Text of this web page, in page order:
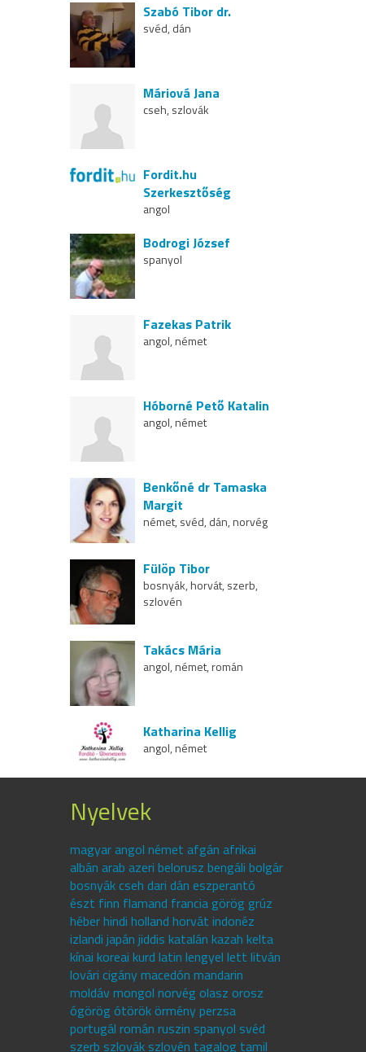
Szabó Tibor dr.
svéd, dán
Máriová Jana
cseh, szlovák
Fordit.hu
Szerkesztőség
angol
Bodrogi József
spanyol
Fazekas Patrik
angol, német
Hóborné Pető Katalin
angol, német
Benkőné dr Tamaska
Margit
német, svéd, dán, norvég
Fülöp Tibor
bosnyák, horvát, szerb,
szlovén
Takács Mária
angol, német, román
Katharina Kellig
angol, német
Nyelvek
magyar angol német afgán afrikai
albán arab azeri belorusz bengáli bolgár
bosnyák cseh dari dán eszperantó
észt finn flamand francia görög grúz
héber hindi holland horvát indonéz
izlandi japán jiddis katalán kazah kelta
kínai koreai kurd latin lengyel lett litván
lovári cigány macedón mandarin
moldáv mongol norvég olasz orosz
ógörög ótörök örmény perzsa
portugál román ruszin spanyol svéd
szerb szlovák szlovén tagalog tamil